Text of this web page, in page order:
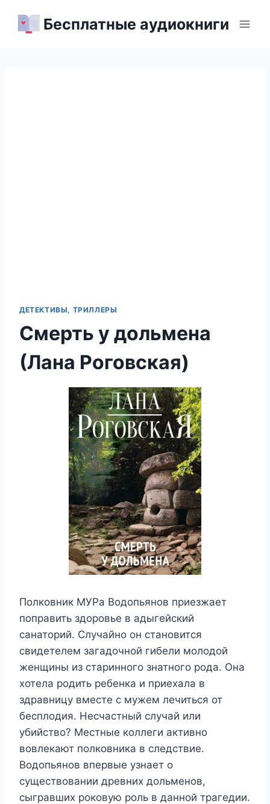
Бесплатные аудиокниги
ДЕТЕКТИВЫ, ТРИЛЛЕРЫ
Смерть у дольмена
(Лана Роговская)
Полковник МУРа Водопьянов приезжает
поправить здоровье в адыгейский
санаторий. Случайно он становится
свидетелем загадочной гибели молодой
женщины из старинного знатного рода. Она
хотела родить ребенка и приехала в
здравницу вместе с мужем лечиться от
бесплодия. Несчастный случай или
убийство? Местные коллеги активно
вовлекают полковника в следствие.
Водопьянов впервые узнает о
существовании древних дольменов,
сыгравших роковую роль в данной трагедии.